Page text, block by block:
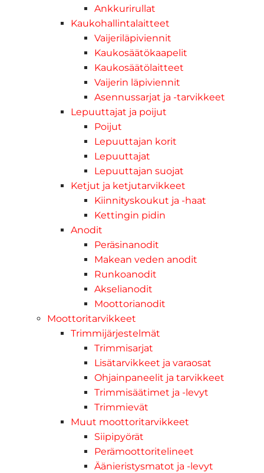
Ankkurirullat
Kaukohallintalaitteet
Vaijeriläpiviennit
Kaukosäätökaapelit
Kaukosäätölaitteet
Vaijerin läpiviennit
Asennussarjat ja -tarvikkeet
Lepuuttajat ja poijut
Poijut
Lepuuttajan korit
Lepuuttajat
Lepuuttajan suojat
Ketjut ja ketjutarvikkeet
Kiinnityskoukut ja -haat
Kettingin pidin
Anodit
Peräsinanodit
Makean veden anodit
Runkoanodit
Akselianodit
Moottorianodit
Moottoritarvikkeet
Trimmijärjestelmät
Trimmisarjat
Lisätarvikkeet ja varaosat
Ohjainpaneelit ja tarvikkeet
Trimmisäätimet ja -levyt
Trimmievät
Muut moottoritarvikkeet
Siipipyörät
Perämoottoritelineet
Äänieristysmatot ja -levyt